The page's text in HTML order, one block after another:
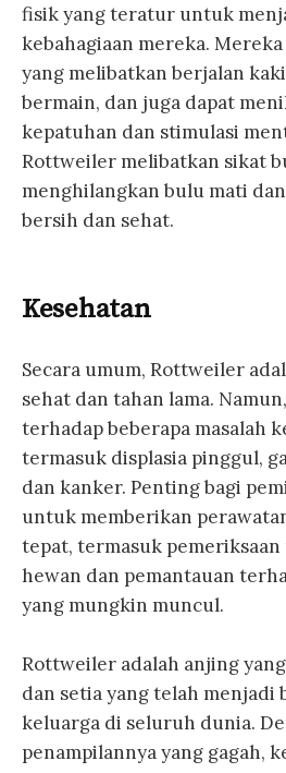
fisik yang teratur untuk
kebahagiaan mereka.
yang melibatkan berjalan
bermain, dan juga dapat
kepatuhan dan stimulasi
Rottweiler melibatkan sikat
menghilangkan bulu mati
bersih dan sehat.
Kesehatan
Secara umum, Rottweiler
sehat dan tahan lama.
terhadap beberapa masalah
termasuk displasia pinggul,
dan kanker. Penting bagi
untuk memberikan
tepat, termasuk
hewan dan pemantauan
yang mungkin muncul.
Rottweiler adalah anjing
dan setia yang telah menjadi
keluarga di seluruh dunia.
penampilannya yang gagah,